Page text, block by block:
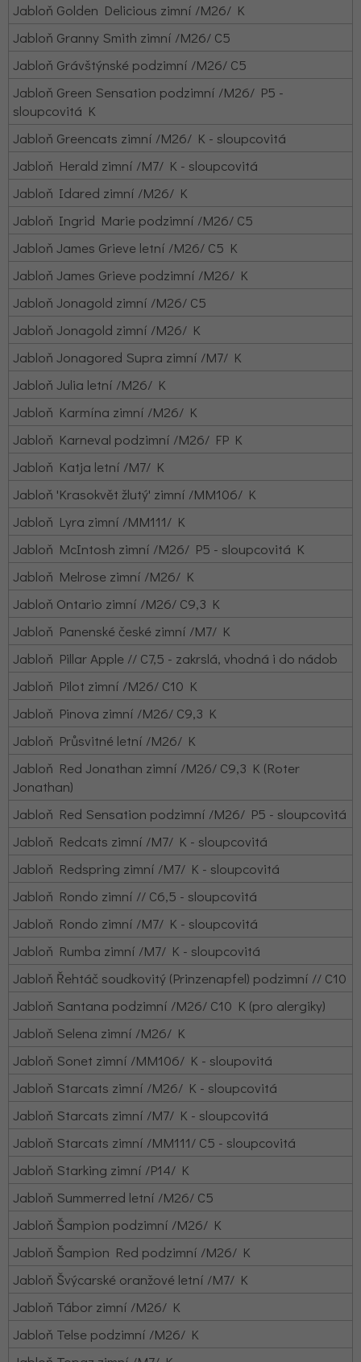
Jabloň Golden Delicious zimní /M26/ K
Jabloň Granny Smith zimní /M26/ C5
Jabloň Grávštýnské podzimní /M26/ C5
Jabloň Green Sensation podzimní /M26/ P5 -
sloupcovitá K
Jabloň Greencats zimní /M26/ K - sloupcovitá
Jabloň Herald zimní /M7/ K - sloupcovitá
Jabloň Idared zimní /M26/ K
Jabloň Ingrid Marie podzimní /M26/ C5
Jabloň James Grieve letní /M26/ C5 K
Jabloň James Grieve podzimní /M26/ K
Jabloň Jonagold zimní /M26/ C5
Jabloň Jonagold zimní /M26/ K
Jabloň Jonagored Supra zimní /M7/ K
Jabloň Julia letní /M26/ K
Jabloň Karmína zimní /M26/ K
Jabloň Karneval podzimní /M26/ FP K
Jabloň Katja letní /M7/ K
Jabloň 'Krasokvět žlutý' zimní /MM106/ K
Jabloň Lyra zimní /MM111/ K
Jabloň McIntosh zimní /M26/ P5 - sloupcovitá K
Jabloň Melrose zimní /M26/ K
Jabloň Ontario zimní /M26/ C9,3 K
Jabloň Panenské české zimní /M7/ K
Jabloň Pillar Apple // C7,5 - zakrslá, vhodná i do nádob
Jabloň Pilot zimní /M26/ C10 K
Jabloň Pinova zimní /M26/ C9,3 K
Jabloň Průsvitné letní /M26/ K
Jabloň Red Jonathan zimní /M26/ C9,3 K (Roter
Jonathan)
Jabloň Red Sensation podzimní /M26/ P5 - sloupcovitá
Jabloň Redcats zimní /M7/ K - sloupcovitá
Jabloň Redspring zimní /M7/ K - sloupcovitá
Jabloň Rondo zimní // C6,5 - sloupcovitá
Jabloň Rondo zimní /M7/ K - sloupcovitá
Jabloň Rumba zimní /M7/ K - sloupcovitá
Jabloň Řehtáč soudkovitý (Prinzenapfel) podzimní // C10
Jabloň Santana podzimní /M26/ C10 K (pro alergiky)
Jabloň Selena zimní /M26/ K
Jabloň Sonet zimní /MM106/ K - sloupovitá
Jabloň Starcats zimní /M26/ K - sloupcovitá
Jabloň Starcats zimní /M7/ K - sloupcovitá
Jabloň Starcats zimní /MM111/ C5 - sloupcovitá
Jabloň Starking zimní /P14/ K
Jabloň Summerred letní /M26/ C5
Jabloň Šampion podzimní /M26/ K
Jabloň Šampion Red podzimní /M26/ K
Jabloň Švýcarské oranžové letní /M7/ K
Jabloň Tábor zimní /M26/ K
Jabloň Telse podzimní /M26/ K